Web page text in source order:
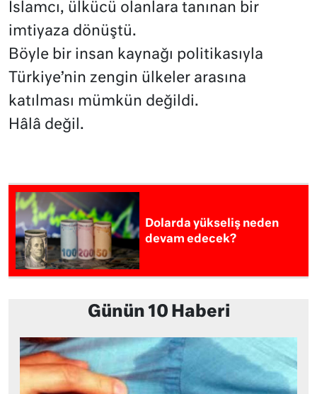
İslamcı, ülkücü olanlara tanınan bir
imtiyaza dönüştü.
Böyle bir insan kaynağı politikasıyla
Türkiye’nin zengin ülkeler arasına
katılması mümkün değildi.
Hâlâ değil.
Dolarda yükseliş neden
devam edecek?
Günün 10 Haberi